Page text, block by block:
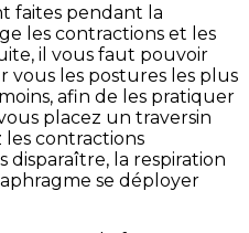
faites pendant la
les contractions et les
il vous faut pouvoir
vous les postures les plus
afin de les pratiquer
placez un traversin
les contractions
disparaître, la respiration
se déployer